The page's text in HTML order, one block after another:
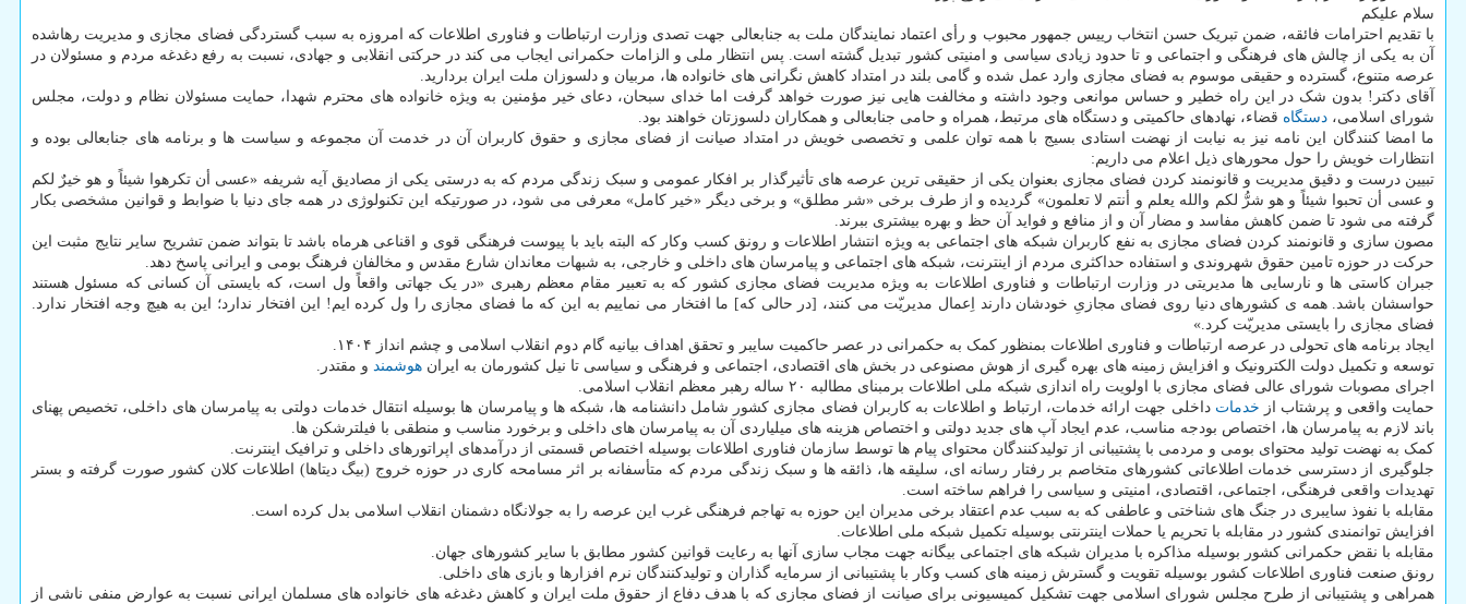
سلام علیکم
با تقدیم احترامات فائقه، ضمن تبریک حسن انتخاب رییس جمهور محبوب و رأی اعتماد نمایندگان ملت به جنابعالی جهت تصدی وزارت ارتباطات و فناوری اطلاعات که امروزه به سبب گستردگی فضای مجازی و مدیریت رهاشده
آن به یکی از چالش های فرهنگی و اجتماعی و تا حدود زیادی سیاسی و امنیتی کشور تبدیل گشته است. پس انتظار ملی و الزامات حکمرانی ایجاب می کند در حرکتی انقلابی و جهادی، نسبت به رفع دغدغه مردم و مسئولان در
عرصه متنوع، گسترده و حقیقی موسوم به فضای مجازی وارد عمل شده و گامی بلند در امتداد کاهش نگرانی های خانواده ها، مربیان و دلسوزان ملت ایران بردارید.
آقای دکتر! بدون شک در این راه خطیر و حساس موانعی وجود داشته و مخالفت هایی نیز صورت خواهد گرفت اما خدای سبحان، دعای خیر مؤمنین به ویژه خانواده های محترم شهدا، حمایت مسئولان نظام و دولت، مجلس
شورای اسلامی، دستگاه قضاء، نهادهای حاکمیتی و دستگاه های مرتبط، همراه و حامی جنابعالی و همکاران دلسوزتان خواهند بود.
ما امضا کنندگان این نامه نیز به نیابت از نهضت استادی بسیج با همه توان علمی و تخصصی خویش در امتداد صیانت از فضای مجازی و حقوق کاربران آن در خدمت آن مجموعه و سیاست ها و برنامه های جنابعالی بوده و
انتظارات خویش را حول محورهای ذیل اعلام می داریم:
تبیین درست و دقیق مدیریت و قانونمند کردن فضای مجازی بعنوان یکی از حقیقی ترین عرصه های تأثیرگذار بر افکار عمومی و سبک زندگی مردم که به درستی یکی از مصادیق آیه شریفه «عسی أن تکرهوا شیئاً و هو خیرٌ لکم
و عسی أن تحبوا شیئاً و هو شرُّ لکم والله یعلم و أنتم لا تعلمون» گردیده و از طرف برخی «شر مطلق» و برخی دیگر «خیر کامل» معرفی می شود، در صورتیکه این تکنولوژی در همه جای دنیا با ضوابط و قوانین مشخصی بکار
گرفته می شود تا ضمن کاهش مفاسد و مضار آن و از منافع و فواید آن حظ و بهره بیشتری ببرند.
مصون سازی و قانونمند کردن فضای مجازی به نفع کاربران شبکه های اجتماعی به ویژه انتشار اطلاعات و رونق کسب وکار که البته باید با پیوست فرهنگی قوی و اقناعی هرماه باشد تا بتواند ضمن تشریح سایر نتایج مثبت این
حرکت در حوزه تامین حقوق شهروندی و استفاده حداکثری مردم از اینترنت، شبکه های اجتماعی و پیامرسان های داخلی و خارجی، به شبهات معاندان شارع مقدس و مخالفان فرهنگ بومی و ایرانی پاسخ دهد.
جبران کاستی ها و نارسایی ها مدیریتی در وزارت ارتباطات و فناوری اطلاعات به ویژه مدیریت فضای مجازی کشور که به تعبیر مقام معظم رهبری «در یک جهاتی واقعاً ول است، که بایستی آن کسانی که مسئول هستند
حواسشان باشد. همه ی کشورهای دنیا روی فضای مجازیِ خودشان دارند اِعمال مدیریّت می کنند، [در حالی که] ما افتخار می نماییم به این که ما فضای مجازی را ول کرده ایم! این افتخار ندارد؛ این به هیچ وجه افتخار ندارد.
فضای مجازی را بایستی مدیریّت کرد.»
ایجاد برنامه های تحولی در عرصه ارتباطات و فناوری اطلاعات بمنظور کمک به حکمرانی در عصر حاکمیت سایبر و تحقق اهداف بیانیه گام دوم انقلاب اسلامی و چشم انداز ۱۴۰۴.
توسعه و تکمیل دولت الکترونیک و افزایش زمینه های بهره گیری از هوش مصنوعی در بخش های اقتصادی، اجتماعی و فرهنگی و سیاسی تا نیل کشورمان به ایران هوشمند و مقتدر.
اجرای مصوبات شورای عالی فضای مجازی با اولویت راه اندازی شبکه ملی اطلاعات برمبنای مطالبه ۲۰ ساله رهبر معظم انقلاب اسلامی.
حمایت واقعی و پرشتاب از خدمات داخلی جهت ارائه خدمات، ارتباط و اطلاعات به کاربران فضای مجازی کشور شامل دانشنامه ها، شبکه ها و پیامرسان ها بوسیله انتقال خدمات دولتی به پیامرسان های داخلی، تخصیص پهنای
باند لازم به پیامرسان ها، اختصاص بودجه مناسب، عدم ایجاد آپ های جدید دولتی و اختصاص هزینه های میلیاردی آن به پیامرسان های داخلی و برخورد مناسب و منطقی با فیلترشکن ها.
کمک به نهضت تولید محتوای بومی و مردمی با پشتیبانی از تولیدکنندگان محتوای پیام ها توسط سازمان فناوری اطلاعات بوسیله اختصاص قسمتی از درآمدهای اپراتورهای داخلی و ترافیک اینترنت.
جلوگیری از دسترسی خدمات اطلاعاتی کشورهای متخاصم بر رفتار رسانه ای، سلیقه ها، ذائقه ها و سبک زندگی مردم که متأسفانه بر اثر مسامحه کاری در حوزه خروج (بیگ دیتاها) اطلاعات کلان کشور صورت گرفته و بستر
تهدیدات واقعی فرهنگی، اجتماعی، اقتصادی، امنیتی و سیاسی را فراهم ساخته است.
مقابله با نفوذ سایبری در جنگ های شناختی و عاطفی که به سبب عدم اعتقاد برخی مدیران این حوزه به تهاجم فرهنگی غرب این عرصه را به جولانگاه دشمنان انقلاب اسلامی بدل کرده است.
افزایش توانمندی کشور در مقابله با تحریم یا حملات اینترنتی بوسیله تکمیل شبکه ملی اطلاعات.
مقابله با نقض حکمرانی کشور بوسیله مذاکره با مدیران شبکه های اجتماعی بیگانه جهت مجاب سازی آنها به رعایت قوانین کشور مطابق با سایر کشورهای جهان.
رونق صنعت فناوری اطلاعات کشور بوسیله تقویت و گسترش زمینه های کسب وکار با پشتیبانی از سرمایه گذاران و تولیدکنندگان نرم افزارها و بازی های داخلی.
همراهی و پشتیبانی از طرح مجلس شورای اسلامی جهت تشکیل کمیسیونی برای صیانت از فضای مجازی که با هدف دفاع از حقوق ملت ایران و کاهش دغدغه های خانواده های مسلمان ایرانی نسبت به عوارض منفی ناشی از